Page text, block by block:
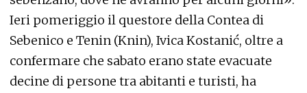
Ieri pomeriggio il questore della Contea di
Sebenico e Tenin (Knin), Ivica Kostanić, oltre a
confermare che sabato erano state evacuate
decine di persone tra abitanti e turisti, ha